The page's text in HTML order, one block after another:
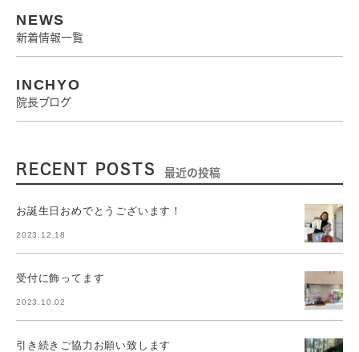
NEWS
新着情報一覧
INCHYO
院長ブログ
RECENT POSTS 最近の投稿
お誕生日おめでとうございます！
2023.12.18
受付に飾ってます
2023.10.02
引き続きご協力お願い致します